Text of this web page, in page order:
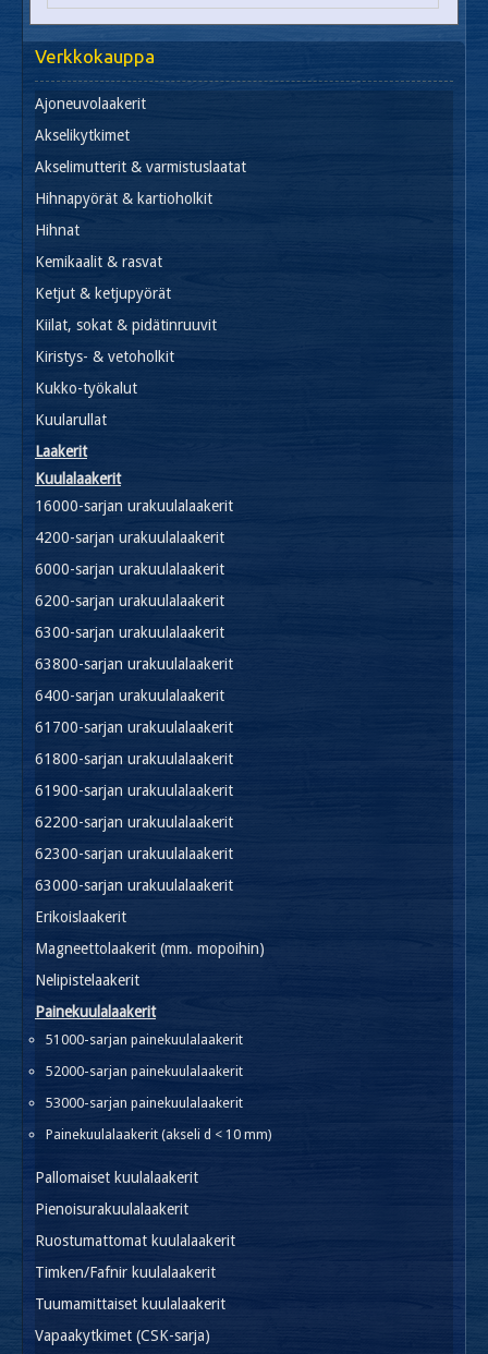
Verkkokauppa
Ajoneuvolaakerit
Akselikytkimet
Akselimutterit & varmistuslaatat
Hihnapyörät & kartioholkit
Hihnat
Kemikaalit & rasvat
Ketjut & ketjupyörät
Kiilat, sokat & pidätinruuvit
Kiristys- & vetoholkit
Kukko-työkalut
Kuularullat
Laakerit
Kuulalaakerit
16000-sarjan urakuulalaakerit
4200-sarjan urakuulalaakerit
6000-sarjan urakuulalaakerit
6200-sarjan urakuulalaakerit
6300-sarjan urakuulalaakerit
63800-sarjan urakuulalaakerit
6400-sarjan urakuulalaakerit
61700-sarjan urakuulalaakerit
61800-sarjan urakuulalaakerit
61900-sarjan urakuulalaakerit
62200-sarjan urakuulalaakerit
62300-sarjan urakuulalaakerit
63000-sarjan urakuulalaakerit
Erikoislaakerit
Magneettolaakerit (mm. mopoihin)
Nelipistelaakerit
Painekuulalaakerit
51000-sarjan painekuulalaakerit
52000-sarjan painekuulalaakerit
53000-sarjan painekuulalaakerit
Painekuulalaakerit (akseli d < 10 mm)
Pallomaiset kuulalaakerit
Pienoisurakuulalaakerit
Ruostumattomat kuulalaakerit
Timken/Fafnir kuulalaakerit
Tuumamittaiset kuulalaakerit
Vapaakytkimet (CSK-sarja)